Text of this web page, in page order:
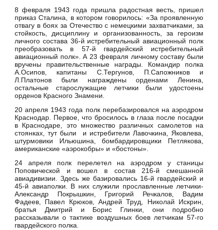
8 февраля 1943 года пришла радостная весть, пришел
приказ Сталина, в котором говорилось: «За проявленную
отвагу в боях за Отечество с немецкими захватчиками, за
стойкость, дисциплину и организованность, за героизм
личного состава 36-й истребительный авиационный полк
преобразовать в 57-й гвардейский истребительный
авиационный полк». А 23 февраля личному составу были
вручены правительственные награды. Командир полка
А.Осипов, капитаны С.Тергунов, П.Сапожников и
Л.Платонов были награждены орденами Ленина,
остальные старослужащие летчики были удостоены
орденов Красного Знамени.
20 апреля 1943 года полк перебазировался на аэродром
Краснодар. Первое, что бросилось в глаза после посадки
в Краснодаре, это множество различных самолетов на
стоянках, тут были и истребители Лавочкина, Яковлева,
штурмовики Ильюшина, бомбардировщики Петлякова,
американские «аэрокобры» и «бостоны».
24 апреля полк перелетел на аэродром у станицы
Поповической и вошел в состав 216-й смешанной
авиадивизии. Здесь же базировались 16-й гвардейский и
45-й авиаполки. В них служили прославленные летчики-
Александр Покрышкин, Григорий Речкалов, Вадим
Фадеев, Павел Крюков, Андрей Труд, Николай Искрин,
братья Дмитрий и Борис Глинки, они подробно
рассказывали о тактике воздушных боев летчикам 57-го
гвардейского полка.